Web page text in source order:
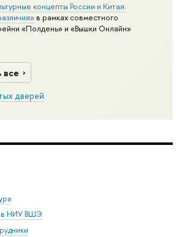
концепты России и Китая:
в рамках совместного
«Полдень» и «Вышки Онлайн»
все
дверей
в НИУ ВШЭ